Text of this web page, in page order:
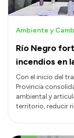
Río Negro
incendios en
Ambiente y
Con el inicio del
Provincia
ambiental y
territorio, reducir